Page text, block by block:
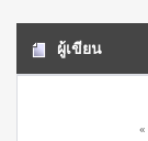
ผู้เขียน
094-5014289 ร
«